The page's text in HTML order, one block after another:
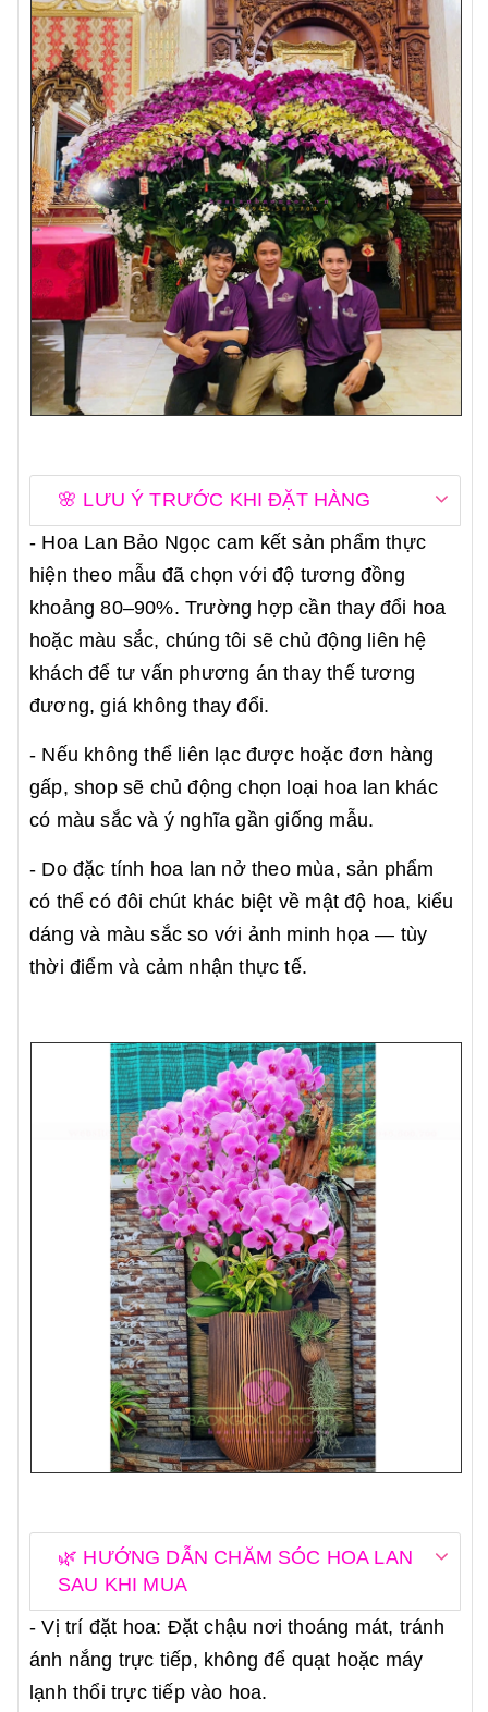
🌸 LƯU Ý TRƯỚC KHI ĐẶT HÀNG
- Hoa Lan Bảo Ngọc cam kết sản phẩm thực
hiện theo mẫu đã chọn với độ tương đồng
khoảng 80–90%. Trường hợp cần thay đổi hoa
hoặc màu sắc, chúng tôi sẽ chủ động liên hệ
khách để tư vấn phương án thay thế tương
đương, giá không thay đổi.
- Nếu không thể liên lạc được hoặc đơn hàng
gấp, shop sẽ chủ động chọn loại hoa lan khác
có màu sắc và ý nghĩa gần giống mẫu.
- Do đặc tính hoa lan nở theo mùa, sản phẩm
có thể có đôi chút khác biệt về mật độ hoa, kiểu
dáng và màu sắc so với ảnh minh họa — tùy
thời điểm và cảm nhận thực tế.
🌿 HƯỚNG DẪN CHĂM SÓC HOA LAN
SAU KHI MUA
- Vị trí đặt hoa: Đặt chậu nơi thoáng mát, tránh
ánh nắng trực tiếp, không để quạt hoặc máy
lạnh thổi trực tiếp vào hoa.